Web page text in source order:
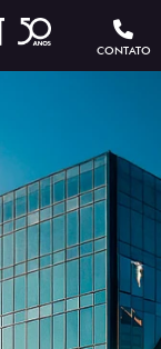
CONTATO